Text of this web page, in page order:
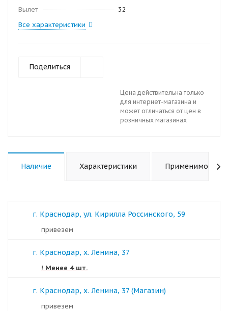
Вылет
32
Все характеристики
Поделиться
Цена действительна только
для интернет-магазина и
может отличаться от цен в
розничных магазинах
Наличие Характеристики Применимость
г. Краснодар, ул. Кирилла Россинского, 59
Привезем
г. Краснодар, х. Ленина, 37
! Менее 4 шт.
г. Краснодар, х. Ленина, 37 (Магазин)
Привезем